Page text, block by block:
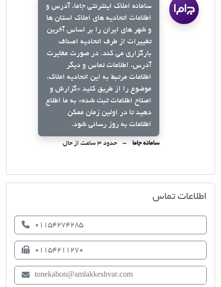
سامانه املاک اینترنتی جاما، آدرس و
اطلاعات اتحادیه های املاک استان ها
و شهر های ایران را بر اساس آخرین
تغییرات از طرف اتحادیه اصناف
بارگزاری می کند. در صورت مغایرت
آدرس، اطلاعات تماس و دیگر
اطلاعات مرتبط به این اتحادیه املاک،
موضوع را از طریق کلید «گزارش و
اصلاح اطلاعات ثبت شده» به ما اطلاع
دهید تا در اولین زمان ممکن
اطلاعات به روز رسانی شود.
سامانه جاما حدود ۳ ساعت از حال
اطلاعات تماس
01154274285
01154211270
tonekabon@amlakkeshvar.com